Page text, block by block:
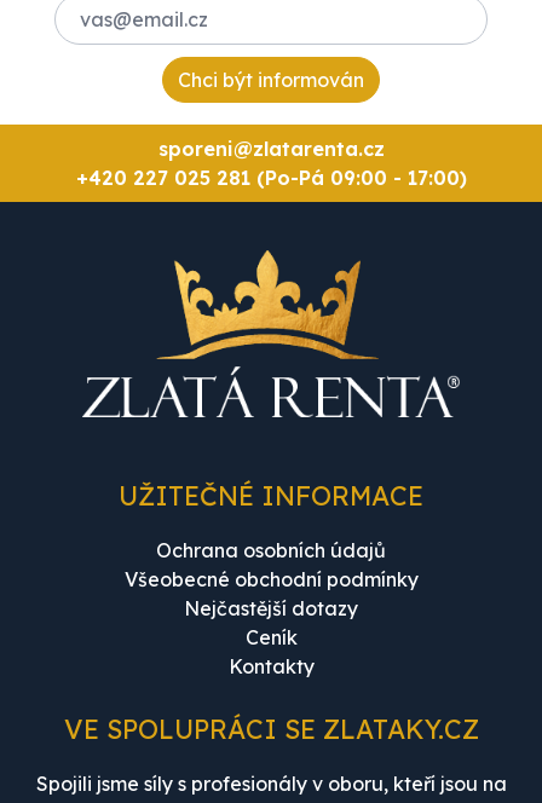
Chci být informován
sporeni@zlatarenta.cz
+420 227 025 281 (Po-Pá 09:00 - 17:00)
UŽITEČNÉ INFORMACE
Ochrana osobních údajů
Všeobecné obchodní podmínky
Nejčastější dotazy
Ceník
Kontakty
VE SPOLUPRÁCI SE ZLATAKY.CZ
Spojili jsme síly s profesionály v oboru, kteří jsou na